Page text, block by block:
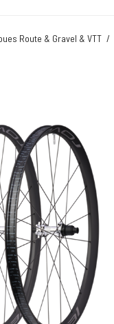
Route & Gravel & VTT /